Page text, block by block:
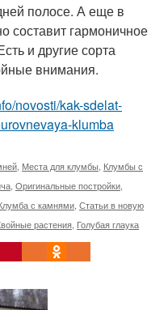
полосе. А еще в
составит гармоничное
и другие сорта
внимания.
novosti/kak-sdelat-
klumba
Места для клумбы Клумбы с
Оригинальные постройки
с камнями Статьи в новую
растения Голубая глаука